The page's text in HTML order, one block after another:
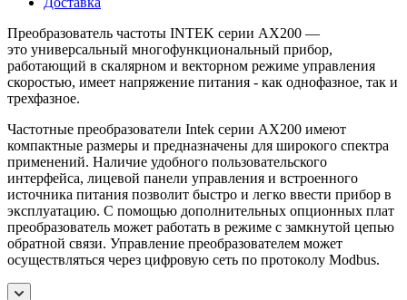
Преобразователь частоты INTEK серии AX200 —
это универсальный многофункциональный прибор,
работающий в скалярном и векторном режиме управления
скоростью, имеет напряжение питания - как однофазное, так и
трехфазное.
Частотные преобразователи Intek серии AX200 имеют
компактные размеры и предназначены для широкого спектра
применений. Наличие удобного пользовательского
интерфейса, лицевой панели управления и встроенного
источника питания позволит быстро и легко ввести прибор в
эксплуатацию. С помощью дополнительных опционных плат
преобразователь может работать в режиме с замкнутой цепью
обратной связи. Управление преобразователем может
осуществляться через цифровую сеть по протоколу Modbus.